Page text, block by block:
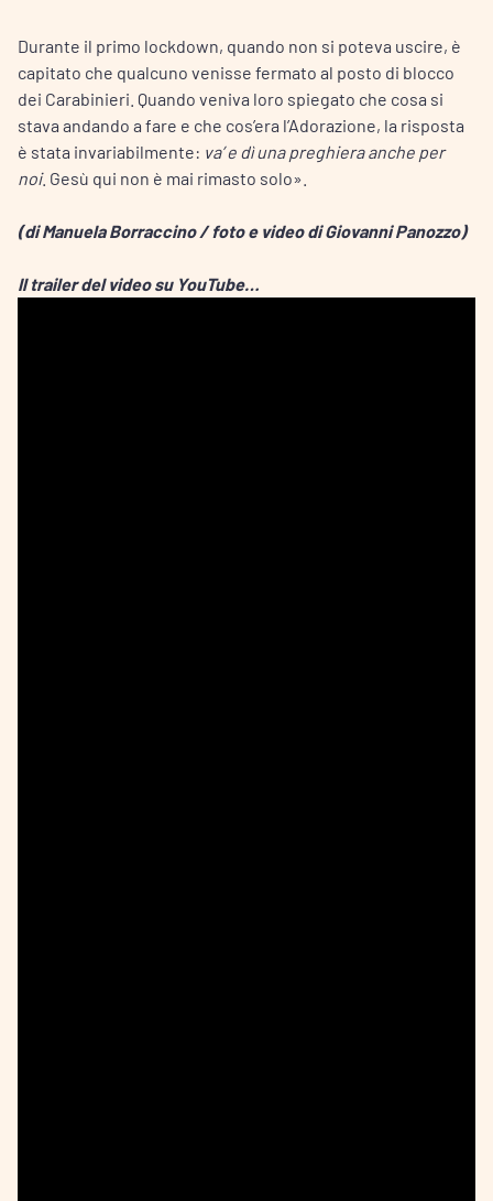
Durante il primo lockdown, quando non si poteva uscire, è
capitato che qualcuno venisse fermato al posto di blocco
dei Carabinieri. Quando veniva loro spiegato che cosa si
stava andando a fare e che cos’era l’Adorazione, la risposta
è stata invariabilmente: va’ e dì una preghiera anche per
noi. Gesù qui non è mai rimasto solo».
(di Manuela Borraccino / foto e video di Giovanni Panozzo)
Il trailer del video su YouTube…